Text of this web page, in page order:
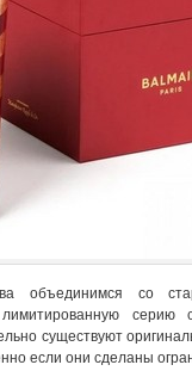
объединимся со
существуют
если они сделаны